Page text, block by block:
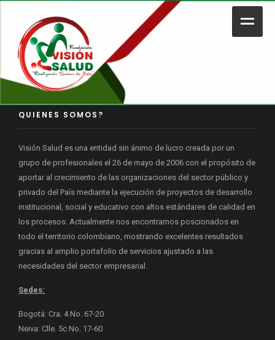
Home
Portafolio
Contacto
Tienda
Plataforma Educativa
QUIENES SOMOS?
Visión Salud es una entidad sin ánimo de lucro creada por un
grupo de profesionales el 26 de mayo de 2006 con el propósito de
aportar al crecimiento de las organizaciones del sector público y
privado del País mediante la ejecución de proyectos de desarrollo
institucional, social y educativo con altos estándares de calidad en
los procesos. Actualmente nos encontramos poscionados en
todo el territorio colombiano, mostrando excelentes resultados
gracias al amplio portafolio de servicios ajustado a las
necesidades del sector empresarial.
Sedes:
Bogotá: Cra. 4 No. 67-20
Neiva: Clle. 5c No. 17-60